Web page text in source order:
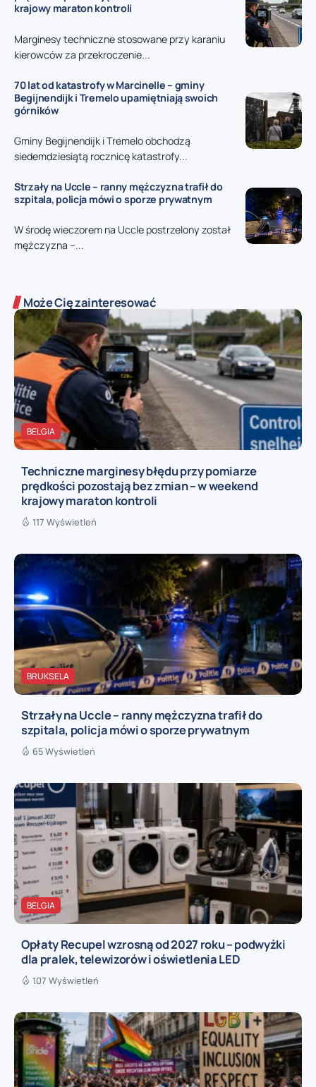
krajowy maraton kontroli
Marginesy techniczne stosowane przy karaniu
kierowców za przekroczenie...
70 lat od katastrofy w Marcinelle – gminy
Begijnendijk i Tremelo upamiętniają swoich
górników
Gminy Begijnendijk i Tremelo obchodzą
siedemdziesiątą rocznicę katastrofy...
Strzały na Uccle – ranny mężczyzna trafił do
szpitala, policja mówi o sporze prywatnym
W środę wieczorem na Uccle postrzelony został
mężczyzna –...
Może Cię zainteresować
BELGIA
Techniczne marginesy błędu przy pomiarze
prędkości pozostają bez zmian – w weekend
krajowy maraton kontroli
117 Wyświetleń
BRUKSELA
Strzały na Uccle – ranny mężczyzna trafił do
szpitala, policja mówi o sporze prywatnym
65 Wyświetleń
BELGIA
Opłaty Recupel wzrosną od 2027 roku – podwyżki
dla pralek, telewizorów i oświetlenia LED
107 Wyświetleń